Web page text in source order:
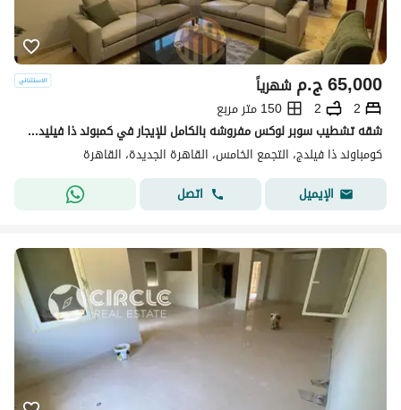
ج.م65,000 شهرياً
2
2
150 متر مربع
شقه تشطيب سوبر لوكس مفروشه بالكامل للإيجار في كمبوند ذا فيليدج في قلب القاهرة الجديدة امام الجامعه الامريكيه قريب للمولات و المطاعم و سوديك و ميفيدا .
كومباوند ذا فيلدج، التجمع الخامس، القاهرة الجديدة، القاهرة
الإيميل
اتصل